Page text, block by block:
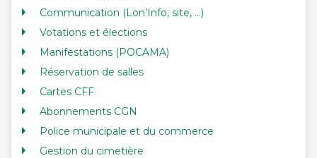
Communication (Lon’Info, site, …)
Votations et élections
Manifestations (POCAMA)
Réservation de salles
Cartes CFF
Abonnements CGN
Police municipale et du commerce
Gestion du cimetière